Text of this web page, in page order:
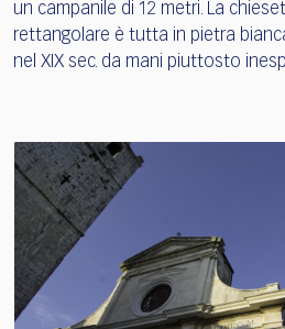
un campanile di 12 metri. La
rettangolare è tutta in pietra
nel XIX sec. da mani piuttosto